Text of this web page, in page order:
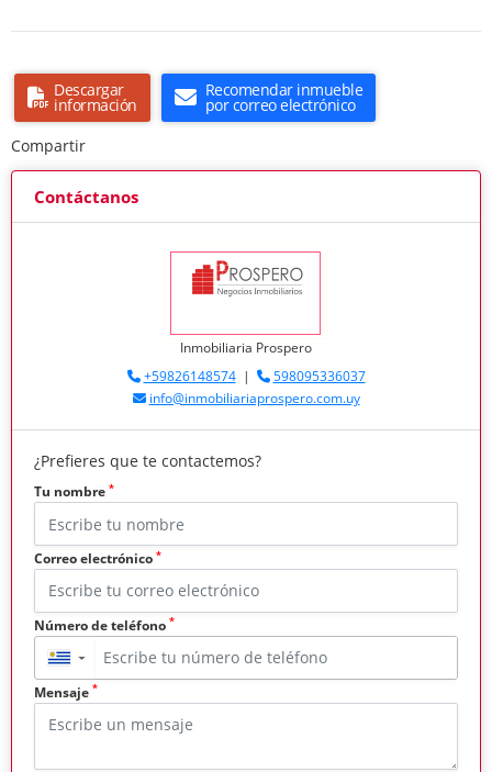
Descargar
información
Recomendar inmueble
por correo electrónico
Compartir
Contáctanos
Inmobiliaria Prospero
+59826148574|
598095336037
info@inmobiliariaprospero.com.uy
¿Prefieres que te contactemos?
Tu nombre *
Correo electrónico *
Número de teléfono *
▼
Mensaje *